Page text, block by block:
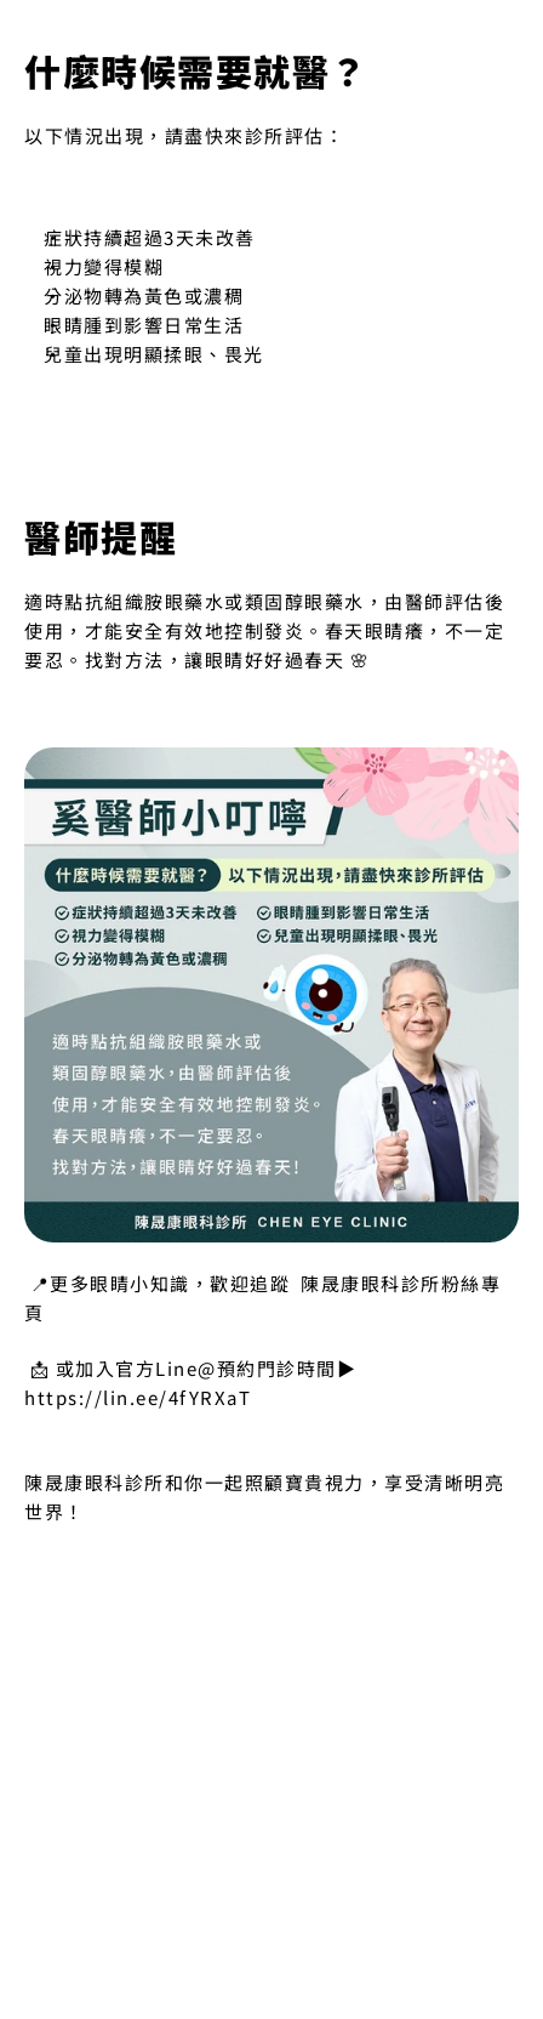
什麼時候需要就醫？
以下情況出現，請盡快來診所評估：
症狀持續超過3天未改善
視力變得模糊
分泌物轉為黃色或濃稠
眼睛腫到影響日常生活
兒童出現明顯揉眼、畏光
醫師提醒
適時點抗組織胺眼藥水或類固醇眼藥水，由醫師評估後
使用，才能安全有效地控制發炎。春天眼睛癢，不一定
要忍。找對方法，讓眼睛好好過春天 🌸
📍更多眼睛小知識，歡迎追蹤 陳晟康眼科診所粉絲專
頁
https://lin.ee/4fYRXaT
陳晟康眼科診所和你一起照顧寶貴視力，享受清晰明亮
世界！